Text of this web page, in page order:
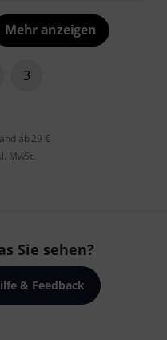
Mehr anzeigen
3
ab 29 €
MwSt.
Sie sehen?
& Feedback